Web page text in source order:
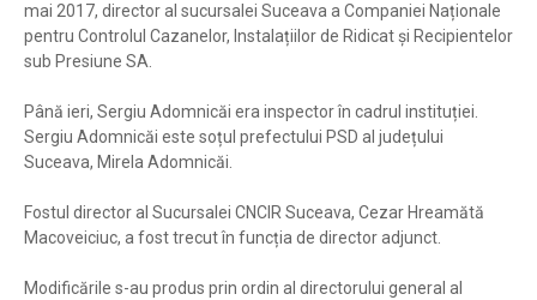
mai 2017, director al sucursalei Suceava a Companiei Naționale
pentru Controlul Cazanelor, Instalațiilor de Ridicat și Recipientelor
sub Presiune SA.
Până ieri, Sergiu Adomnicăi era inspector în cadrul instituției.
Sergiu Adomnicăi este soțul prefectului PSD al județului
Suceava, Mirela Adomnicăi.
Fostul director al Sucursalei CNCIR Suceava, Cezar Hreamătă
Macoveiciuc, a fost trecut în funcția de director adjunct.
Modificările s-au produs prin ordin al directorului general al